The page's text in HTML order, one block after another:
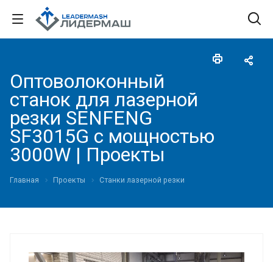
Оптоволоконный
станок для лазерной
резки SENFENG
SF3015G с мощностью
3000W | Проекты
Главная Проекты Станки лазерной резки